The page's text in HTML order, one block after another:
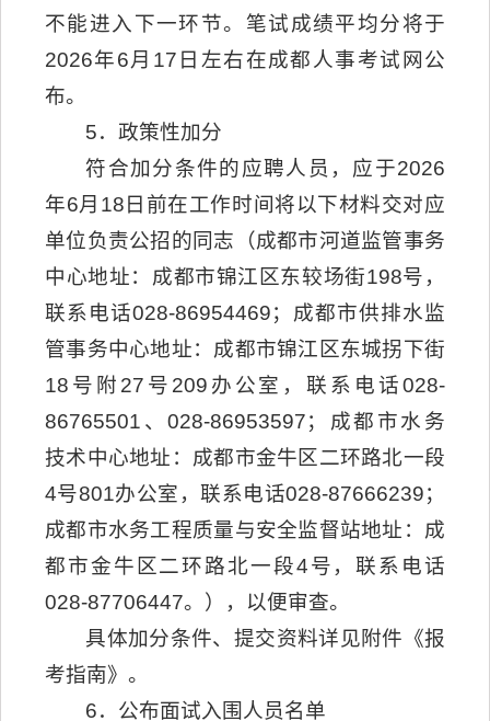
不能进入下一环节。笔试成绩平均分将于
2026年6月17日左右在成都人事考试网公
布。
5．政策性加分
符合加分条件的应聘人员，应于2026
年6月18日前在工作时间将以下材料交对应
单位负责公招的同志（成都市河道监管事务
中心地址：成都市锦江区东较场街198号，
联系电话028-86954469；成都市供排水监
管事务中心地址：成都市锦江区东城拐下街
18号附27号209办公室，联系电话028-
86765501、028-86953597；成都市水务
技术中心地址：成都市金牛区二环路北一段
4号801办公室，联系电话028-87666239；
成都市水务工程质量与安全监督站地址：成
都市金牛区二环路北一段4号，联系电话
028-87706447。），以便审查。
具体加分条件、提交资料详见附件《报
考指南》。
6．公布面试入围人员名单